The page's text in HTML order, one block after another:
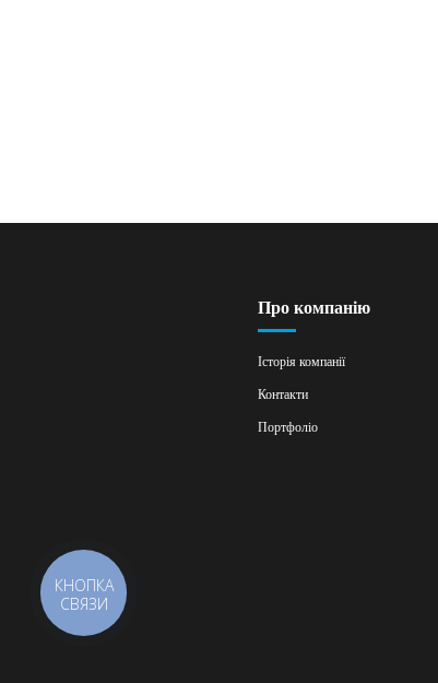
Про компанію
Історія компанії
Контакти
Портфоліо
КНОПКА
СВЯЗИ